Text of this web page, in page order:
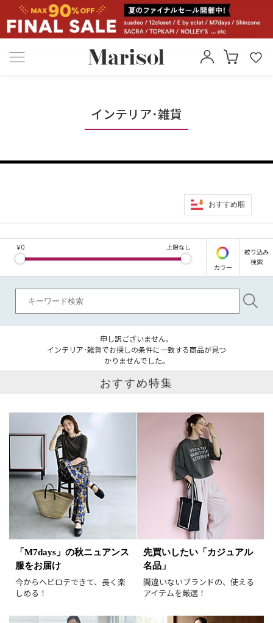
インテリア･雑貨
おすすめ順
￥0 上限なし
カラー
絞り込み
検索
申し訳ございません。
インテリア･雑貨でお探しの条件に一致する商品が見つ
かりませんでした。
カテゴリ インテリア･雑貨全て
サイズ
掲載雑誌
価格 円
表示オプション
予約品
おすすめ特集
「M7days」の秋ニュアンス
服をお届け
今からヘビロテできて、長く楽
しめる！
先買いしたい「カジュアル
名品」
間違いないブランドの、使える
アイテムを厳選！